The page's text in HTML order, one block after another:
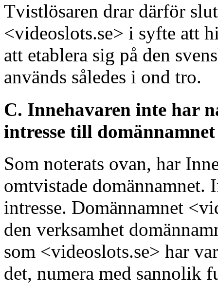
Tvistlösaren drar därför
<videoslots.se> i syfte att
att etablera sig på den
används således i ond tro.
C. Innehavaren inte har
intresse till domännamnet
Som noterats ovan, har
omtvistade domännamnet.
intresse. Domännamnet
den verksamhet
som <videoslots.se> har
det, numera med sannolik